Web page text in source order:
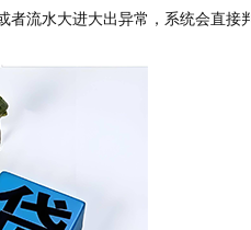
流水大进大出异常，系统会直接